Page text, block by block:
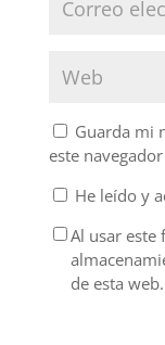
Guarda mi
este
He leído y
Al usar este
de esta web.